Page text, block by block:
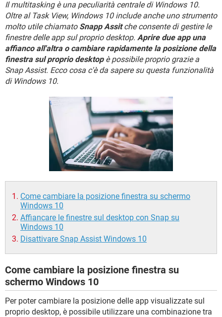
HARDWARE
TIKTOK FACEBOOK
HARDWARE
iOS WINDOWS 10
INSTAGRAM WHATSAPP
TIKTOK FACEBOOK
HARDWARE
INTRATTENIMENTO ANDROID
iOS WINDOWS 10
INSTAGRAM WHATSAPP
TIKTOK FACEBOOK
HARDWARE
Il multitasking è una peculiarità centrale di Windows 10.
Oltre al Task View, Windows 10 include anche uno strumento
molto utile chiamato Snapp Assitche consente di gestire le
finestre delle app sul proprio desktop. Aprire due app una
affianco all'altra o cambiare rapidamente la posizione della
finestra sul proprio desktopè possibile proprio grazie a
Snap Assist. Ecco cosa c'è da sapere su questa funzionalità
di Windows 10.
Come cambiare la posizione finestra su schermo
Windows 10
Affiancare le finestre sul desktop con Snap su
Windows 10
Disattivare Snap Assist Windows 10
Come cambiare la posizione finestra su
schermo Windows 10
Per poter cambiare la posizione delle app visualizzate sul
proprio desktop, è possibile utilizzare una combinazione tra